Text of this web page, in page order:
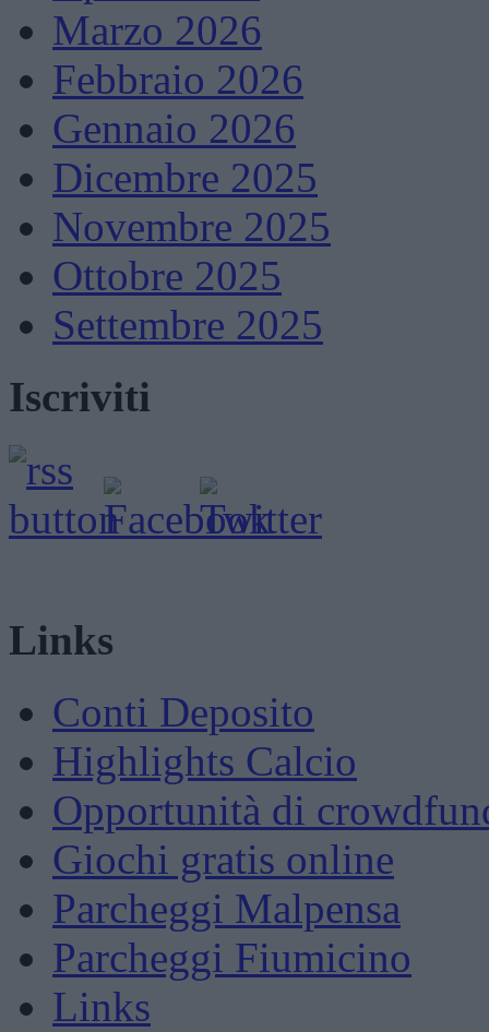
Marzo 2026
Febbraio 2026
Gennaio 2026
Dicembre 2025
Novembre 2025
Ottobre 2025
Settembre 2025
Iscriviti
Links
Conti Deposito
Highlights Calcio
Opportunità di
Giochi gratis online
Parcheggi Malpensa
Parcheggi Fiumicino
Links